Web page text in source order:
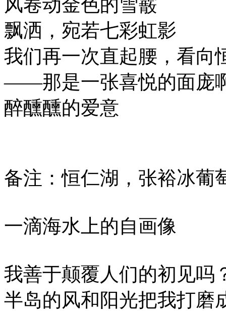
风卷动金色的雪霰
飘洒，宛若七彩虹影
我们再一次直起腰，看向
——那是一张喜悦的面庞
醉醺醺的爱意
备注：恒仁湖，张裕冰葡
一滴海水上的自画像
我善于颠覆人们的初见吗
半岛的风和阳光把我打磨